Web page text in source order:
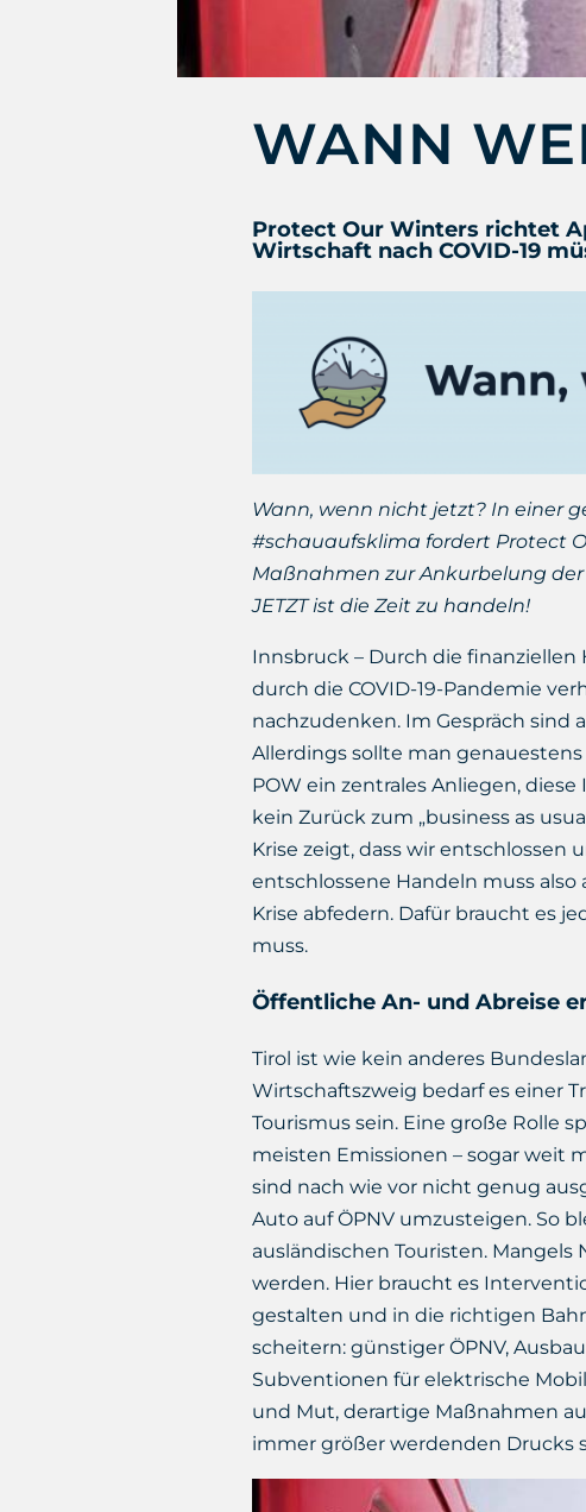
WANN
Protect Our Winters richtet
Wirtschaft nach COVID-19
Wann, wenn nicht jetzt? In einer
#schauaufsklima fordert Protect
Maßnahmen zur Ankurbelung
JETZT ist die Zeit zu handeln!
Innsbruck – Durch die
durch die COVID-19-Pandemie
nachzudenken. Im Gespräch
Allerdings sollte man
POW ein zentrales Anliegen,
kein Zurück zum „business as
Krise zeigt, dass wir
entschlossene Handeln muss also
Krise abfedern. Dafür braucht es
muss.
Öffentliche An- und Abreise
Tirol ist wie kein anderes
Wirtschaftszweig bedarf es einer
Tourismus sein. Eine große Rolle
meisten Emissionen – sogar weit
sind nach wie vor nicht genug
Auto auf ÖPNV umzusteigen. So
ausländischen Touristen.
werden. Hier braucht es
gestalten und in die richtigen
scheitern: günstiger ÖPNV,
Subventionen für elektrische
und Mut, derartige Maßnahmen
immer größer werdenden Drucks